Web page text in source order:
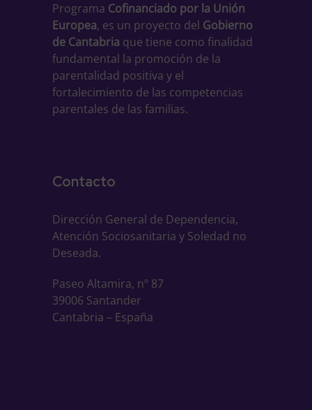
Programa Cofinanciado por la Unión
Europea, es un proyecto del Gobierno
de Cantabria que tiene como finalidad
fundamental la promoción de la
parentalidad positiva y el
fortalecimiento de las competencias
parentales de las familias.
Contacto
Dirección General de Dependencia,
Atención Sociosanitaria y Soledad no
Deseada.
Paseo Altamira, nº 87
39006 Santander
Cantabria – España